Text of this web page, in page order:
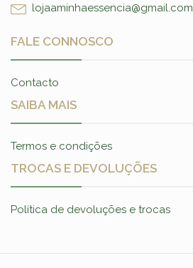
lojaaminhaessencia@gmail.com
FALE CONNOSCO
Contacto
SAIBA MAIS
Termos e condições
TROCAS E DEVOLUÇÕES
Política de devoluções e trocas